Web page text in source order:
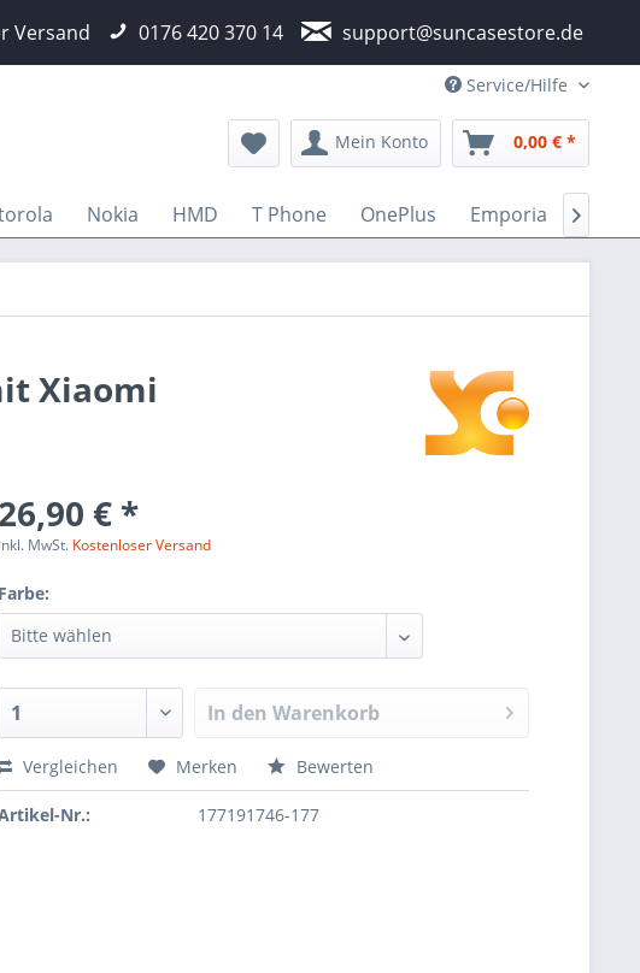
Versand 0176 420 370 14 support@suncasestore.de
Service/Hilfe
Mein Konto 0,00 € *
Nokia HMD T Phone OnePlus Emporia 
Xiaomi
26,90 € *
inkl. MwSt. Kostenloser Versand
Farbe:
In den Warenkorb
Vergleichen Merken Bewerten
Nr.: 177191746-177